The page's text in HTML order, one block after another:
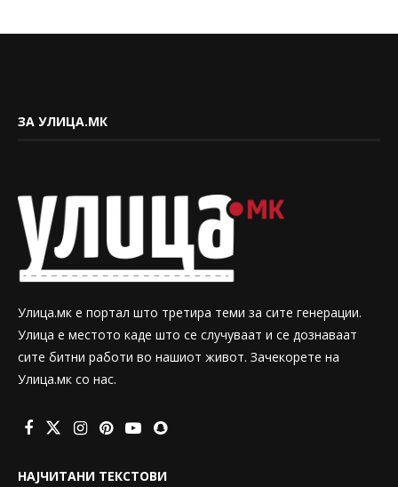
ЗА УЛИЦА.МК
Улица.мк е портал што третира теми за сите генерации.
Улица е местото каде што се случуваат и се дознаваат
сите битни работи во нашиот живот. Зачекорете на
Улица.мк со нас.
НАЈЧИТАНИ ТЕКСТОВИ